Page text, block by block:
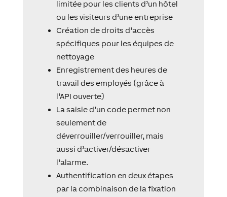
limitée pour les clients d’un hôtel
ou les visiteurs d’une entreprise
Création de droits d’accès
spécifiques pour les équipes de
nettoyage
Enregistrement des heures de
travail des employés (grâce à
l’API ouverte)
La saisie d’un code permet non
seulement de
déverrouiller/verrouiller, mais
aussi d’activer/désactiver
l’alarme.
Authentification en deux étapes
par la combinaison de la fixation